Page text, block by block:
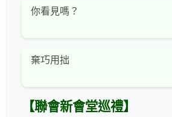
你看見嗎？
棄巧用拙
【聯會新會堂巡禮】